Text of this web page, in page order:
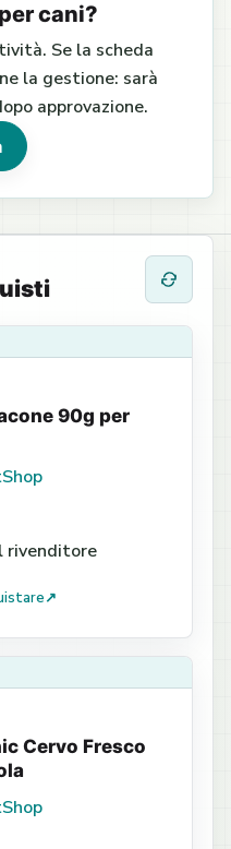
cani?
Se la scheda
la gestione: sarà
approvazione.
90g per
rivenditore
↗
Cervo Fresco